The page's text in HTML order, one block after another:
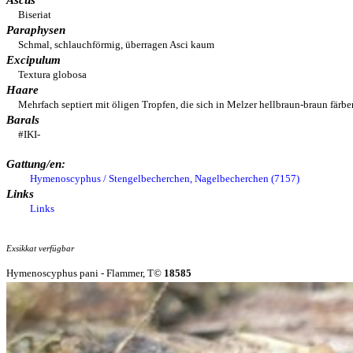
Biseriat
Paraphysen
Schmal, schlauchförmig, überragen Asci kaum
Excipulum
Textura globosa
Haare
Mehrfach septiert mit öligen Tropfen, die sich in Melzer hellbraun-braun
Barals
#IKI-
Gattung/en:
Hymenoscyphus / Stengelbecherchen, Nagelbecherchen (7157)
Links
Links
Exsikkat verfügbar
Hymenoscyphus pani - Flammer, T© 18585